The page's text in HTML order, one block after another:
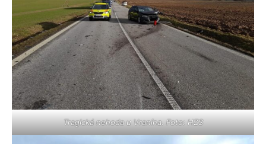
Tragická nehoda u Vranína. Foto: HZS